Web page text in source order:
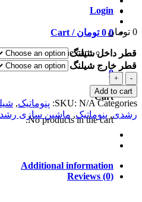
Login
Cart / 0 تومان
0
No products in the cart.
0
Cart
No products in the cart.
0 تومان
قطر داخل شیلنگ
قطر خارج شیلنگ
واسطه
پنوماتیک
فلز
نیپلی
(BBMU)
quantity
Add to cart
SKU: N/A Categories: پنوماتیک,
رشدی, پنوماتیک, ماشین سازی
Additional information
Reviews (0)